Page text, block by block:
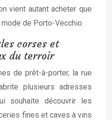
vient autant acheter que
de Porto-Vecchio.
corses et
du terroir
de prêt-à-porter, la rue
plusieurs adresses
souhaite découvrir les
fines et caves à vins